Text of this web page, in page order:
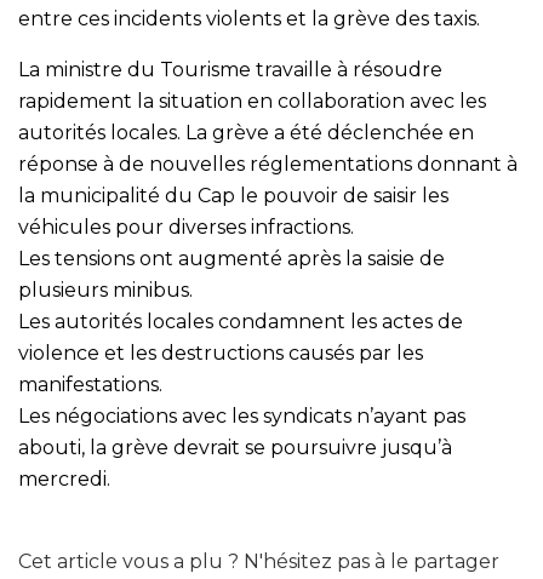
entre ces incidents violents et la grève des taxis.
La ministre du Tourisme travaille à résoudre
rapidement la situation en collaboration avec les
autorités locales. La grève a été déclenchée en
réponse à de nouvelles réglementations donnant à
la municipalité du Cap le pouvoir de saisir les
véhicules pour diverses infractions.
Les tensions ont augmenté après la saisie de
plusieurs minibus.
Les autorités locales condamnent les actes de
violence et les destructions causés par les
manifestations.
Les négociations avec les syndicats n’ayant pas
abouti, la grève devrait se poursuivre jusqu’à
mercredi.
Cet article vous a plu ? N'hésitez pas à le partager